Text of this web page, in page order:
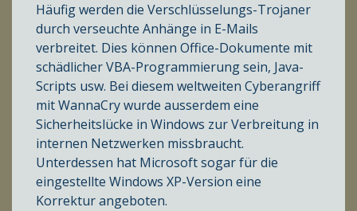
Häufig werden die Verschlüsselungs-Trojaner
durch verseuchte Anhänge in E-Mails
verbreitet. Dies können Office-Dokumente mit
schädlicher VBA-Programmierung sein, Java-
Scripts usw. Bei diesem weltweiten Cyberangriff
mit WannaCry wurde ausserdem eine
Sicherheitslücke in Windows zur Verbreitung in
internen Netzwerken missbraucht.
Unterdessen hat Microsoft sogar für die
eingestellte Windows XP-Version eine
Korrektur angeboten.